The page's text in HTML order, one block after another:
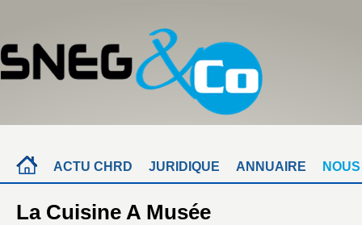
ACTU CHRD JURIDIQUE ANNUAIRE
La Cuisine A Musée